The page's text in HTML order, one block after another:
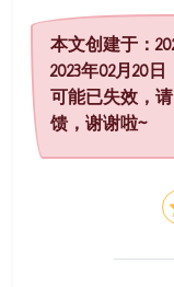
本文创建于：
2023年02月20
可能已失效，
馈，谢谢啦~